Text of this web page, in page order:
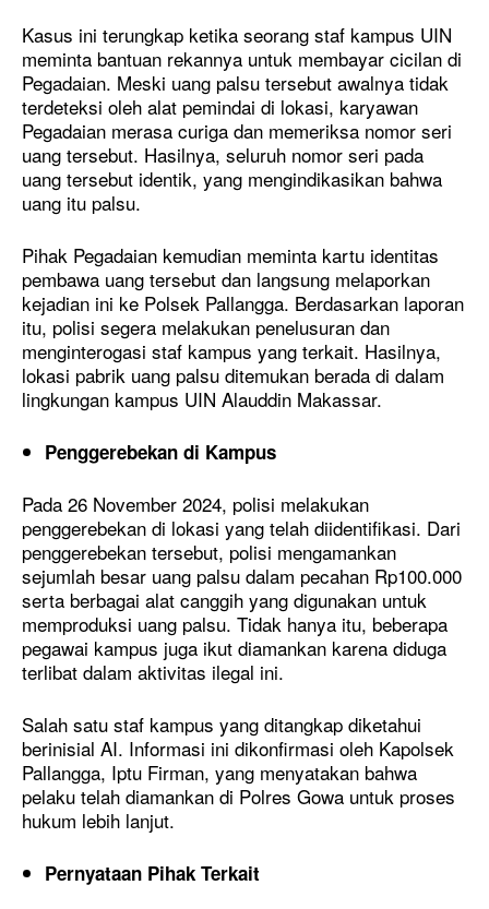
Kasus ini terungkap ketika seorang staf kampus UIN
meminta bantuan rekannya untuk membayar cicilan di
Pegadaian. Meski uang palsu tersebut awalnya tidak
terdeteksi oleh alat pemindai di lokasi, karyawan
Pegadaian merasa curiga dan memeriksa nomor seri
uang tersebut. Hasilnya, seluruh nomor seri pada
uang tersebut identik, yang mengindikasikan bahwa
uang itu palsu.
Pihak Pegadaian kemudian meminta kartu identitas
pembawa uang tersebut dan langsung melaporkan
kejadian ini ke Polsek Pallangga. Berdasarkan laporan
itu, polisi segera melakukan penelusuran dan
menginterogasi staf kampus yang terkait. Hasilnya,
lokasi pabrik uang palsu ditemukan berada di dalam
lingkungan kampus UIN Alauddin Makassar.
Penggerebekan di Kampus
Pada 26 November 2024, polisi melakukan
penggerebekan di lokasi yang telah diidentifikasi. Dari
penggerebekan tersebut, polisi mengamankan
sejumlah besar uang palsu dalam pecahan Rp100.000
serta berbagai alat canggih yang digunakan untuk
memproduksi uang palsu. Tidak hanya itu, beberapa
pegawai kampus juga ikut diamankan karena diduga
terlibat dalam aktivitas ilegal ini.
Salah satu staf kampus yang ditangkap diketahui
berinisial AI. Informasi ini dikonfirmasi oleh Kapolsek
Pallangga, Iptu Firman, yang menyatakan bahwa
pelaku telah diamankan di Polres Gowa untuk proses
hukum lebih lanjut.
Pernyataan Pihak Terkait